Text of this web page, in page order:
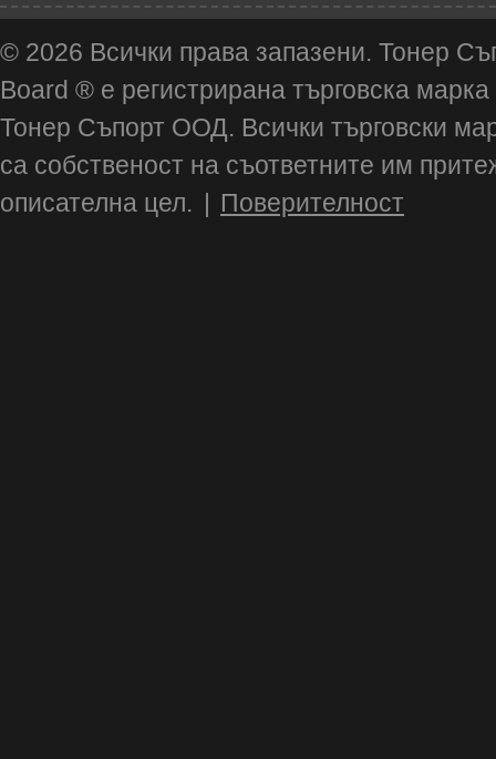
© 2026 Всички права запазени. Тонер
Board ® е регистрирана търговска
Тонер Съпорт ООД. Всички търговски
са собственост на съответните им
описателна цел. | Поверителност